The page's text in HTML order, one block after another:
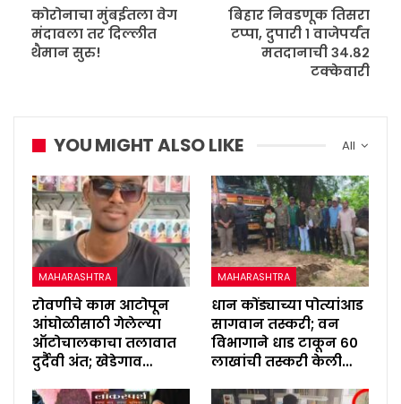
कोरोनाचा मुंबईतला वेग
मंदावला तर दिल्लीत
थैमान सुरु!
बिहार निवडणूक तिसरा
टप्पा, दुपारी १ वाजेपर्यंत
मतदानाची ३४.८२
टक्केवारी
All
YOU MIGHT ALSO LIKE
MAHARASHTRA
रोवणीचे काम आटोपून
आंघोळीसाठी गेलेल्या
ऑटोचालकाचा तलावात
दुर्दैवी अंत; खेडेगाव…
MAHARASHTRA
धान कोंड्याच्या पोत्यांआड
सागवान तस्करी; वन
विभागाने धाड टाकून ६०
लाखांची तस्करी केली…